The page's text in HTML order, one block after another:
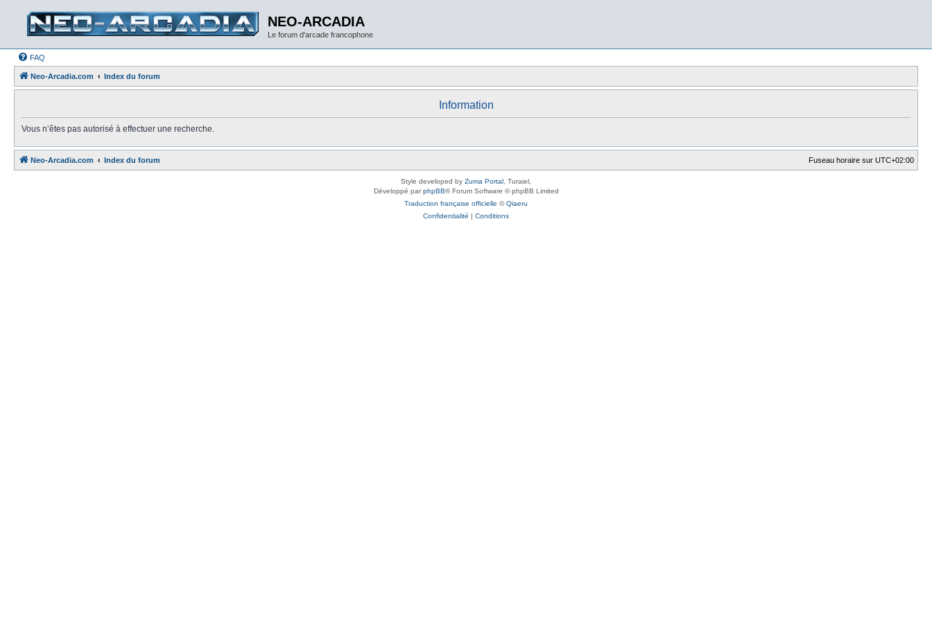
NEO-ARCADIA
Le forum d'arcade francophone
FAQ
Neo-Arcadia.com Index du forum
Information
Vous n’êtes pas autorisé à effectuer une recherche.
Neo-Arcadia.com Index du forum Fuseau horaire sur UTC+02:00
Style developed by Zuma Portal , Turaiel,
Développé parphpBB® Forum Software © phpBB Limited
Traduction française officielle ©Qiaeru
Confidentialité | Conditions